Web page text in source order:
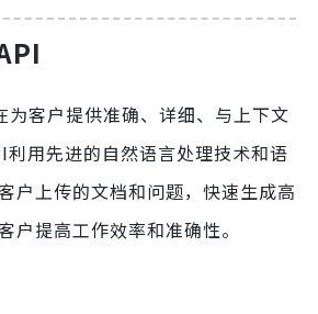
为客户提供准确、详细、与上下文
利用先进的自然语言处理技术和语
户上传的文档和问题，快速生成高
户提高工作效率和准确性。